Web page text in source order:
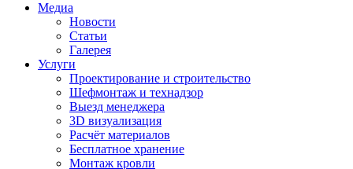
Медиа
Новости
Статьи
Галерея
Услуги
Проектирование и строительство
Шефмонтаж и технадзор
Выезд менеджера
3D визуализация
Расчёт материалов
Бесплатное хранение
Монтаж кровли